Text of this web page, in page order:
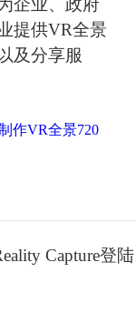
企业、政府
提供VR全景
及分享服
作VR全景720
Capture登陆